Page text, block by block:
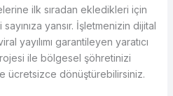
ilk sıradan ekledikleri için
yansır. İşletmenizin dijital
yayılımı garantileyen yaratıcı
ile bölgesel şöhretinizi
ücretsizce dönüştürebilirsiniz.